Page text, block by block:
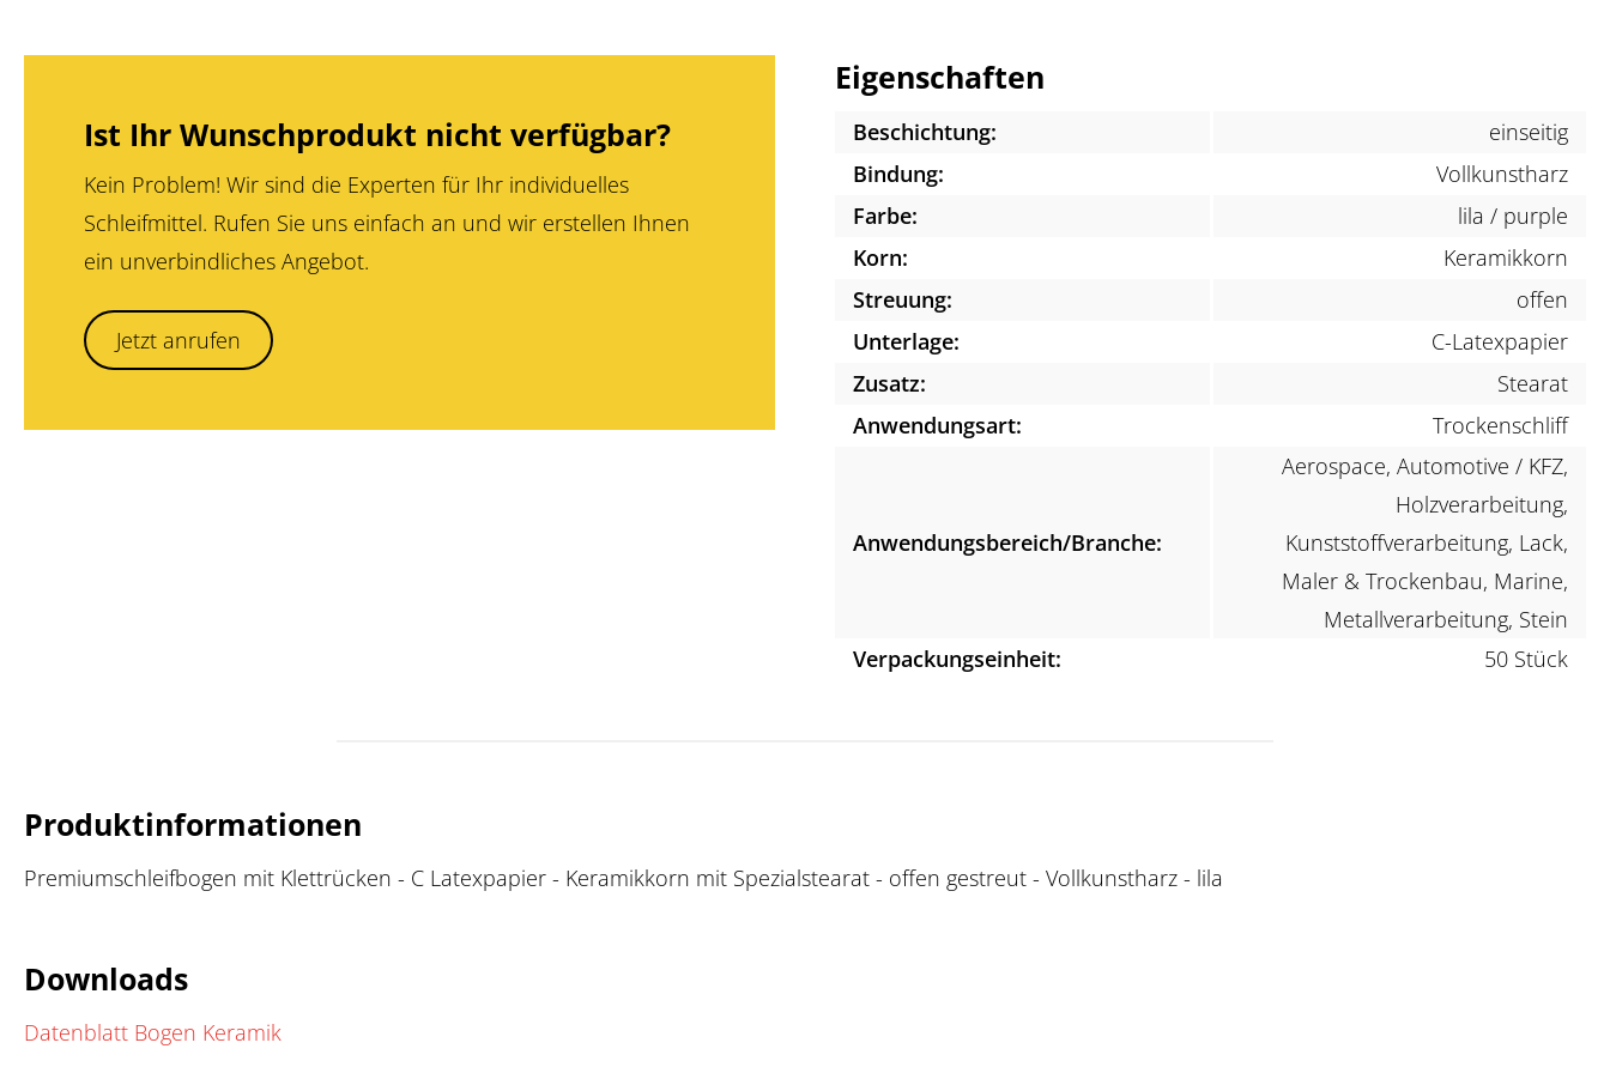
Ist Ihr Wunschprodukt nicht verfügbar?
Kein Problem! Wir sind die Experten für Ihr individuelles
Schleifmittel. Rufen Sie uns einfach an und wir erstellen Ihnen
ein unverbindliches Angebot.
Jetzt anrufen
Eigenschaften
Beschichtung:
einseitig
Bindung:
Vollkunstharz
Farbe:
lila / purple
Korn:
Keramikkorn
Streuung:
offen
Unterlage:
C-Latexpapier
Zusatz:
Stearat
Anwendungsart:
Trockenschliff
Anwendungsbereich/Branche:
Aerospace, Automotive / KFZ,
Holzverarbeitung,
Kunststoffverarbeitung, Lack,
Maler & Trockenbau, Marine,
Metallverarbeitung, Stein
Verpackungseinheit:
50 Stück
Produktinformationen
Premiumschleifbogen mit Klettrücken - C Latexpapier - Keramikkorn mit Spezialstearat - offen gestreut - Vollkunstharz - lila
Downloads
Datenblatt Bogen Keramik